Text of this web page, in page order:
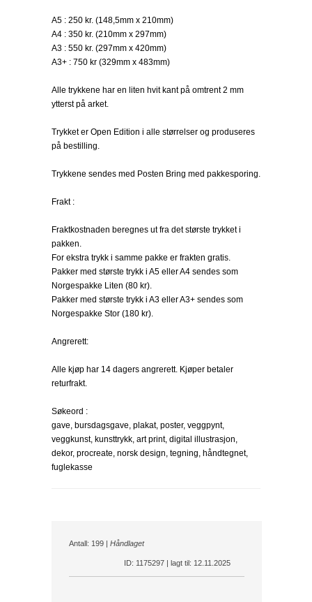
A5 : 250 kr. (148,5mm x 210mm)
A4 : 350 kr. (210mm x 297mm)
A3 : 550 kr. (297mm x 420mm)
A3+ : 750 kr (329mm x 483mm)
Alle trykkene har en liten hvit kant på omtrent 2 mm
ytterst på arket.
Trykket er Open Edition i alle størrelser og produseres
på bestilling.
Trykkene sendes med Posten Bring med pakkesporing.
Frakt :
Fraktkostnaden beregnes ut fra det største trykket i
pakken.
For ekstra trykk i samme pakke er frakten gratis.
Pakker med største trykk i A5 eller A4 sendes som
Norgespakke Liten (80 kr).
Pakker med største trykk i A3 eller A3+ sendes som
Norgespakke Stor (180 kr).
Angrerett:
Alle kjøp har 14 dagers angrerett. Kjøper betaler
returfrakt.
Søkeord :
gave, bursdagsgave, plakat, poster, veggpynt,
veggkunst, kunsttrykk, art print, digital illustrasjon,
dekor, procreate, norsk design, tegning, håndtegnet,
fuglekasse
Antall: 199 | Håndlaget
ID: 1175297 | lagt til: 12.11.2025